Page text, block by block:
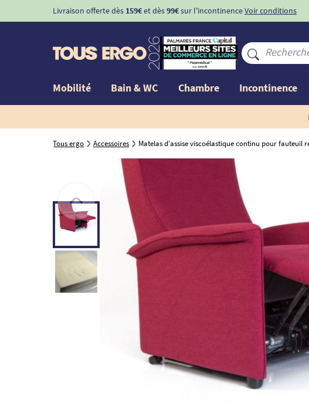
Livraison offerte dès 159€et dès99€sur l'incontinenceVoir conditions
Mobilité Bain & WC Chambre Incontinence
Tous ergo Accessoires Matelas d'assise viscoélastique continu pour fauteuil